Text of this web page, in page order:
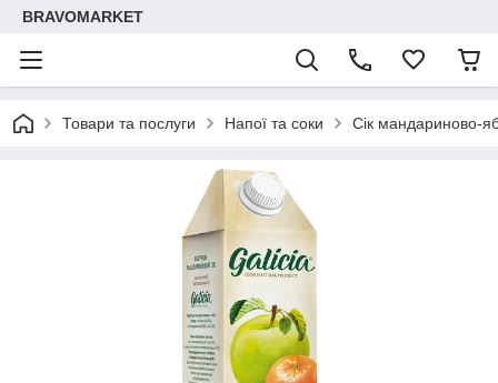
BRAVOMARKET
Товари та послуги Напої та соки Сік мандариново-